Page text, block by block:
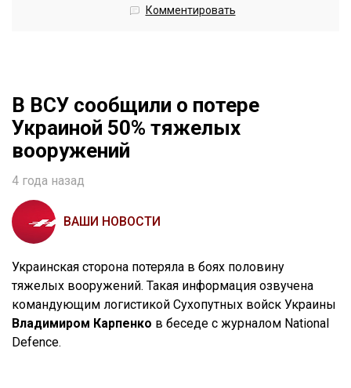
Комментировать
В ВСУ сообщили о потере
Украиной 50% тяжелых
вооружений
4 года назад
ВАШИ НОВОСТИ
Украинская сторона потеряла в боях половину
тяжелых вооружений. Такая информация озвучена
командующим логистикой Сухопутных войск Украины
Владимиром Карпенко в беседе с журналом National
Defence.